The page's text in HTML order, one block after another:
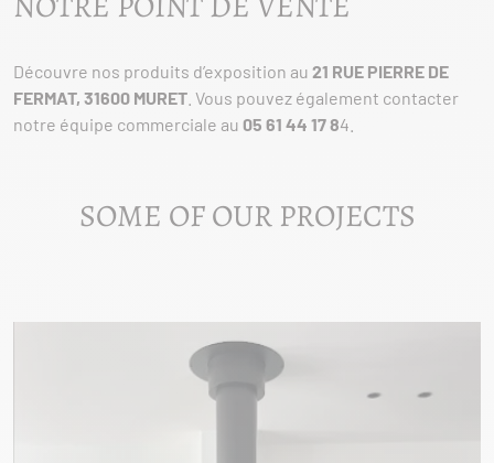
Découvre nos produits d’exposition au 21 RUE PIERRE DE
FERMAT, 31600 MURET . Vous pouvez également contacter
notre équipe commerciale au 05 61 44 17 84.
SOME OF OUR PROJECTS